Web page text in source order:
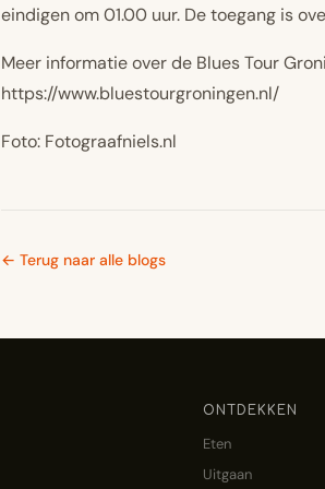
eindigen om 01.00 uur. De toegang is
Meer informatie over de Blues Tour
https://www.bluestourgroningen.nl/
Foto: Fotograafniels.nl
← Terug naar alle blogs
ONTDEKKEN
Eten
Uitgaan